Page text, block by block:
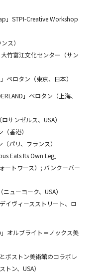
」STPI-Creative Workshop
ス）
大竹富江文化センター（サン
ペロタン（東京、日本）
」ペロタン（上海、
サンゼルス、USA）
香港）
（パリ、フランス）
Eats Its Own Leg」
ートワース）; バンクーバー
ューヨーク、USA）
イヴィースストリート、ロ
」オルブライト＝ノックス美
ボストン美術館のコラボレ
ン、USA）